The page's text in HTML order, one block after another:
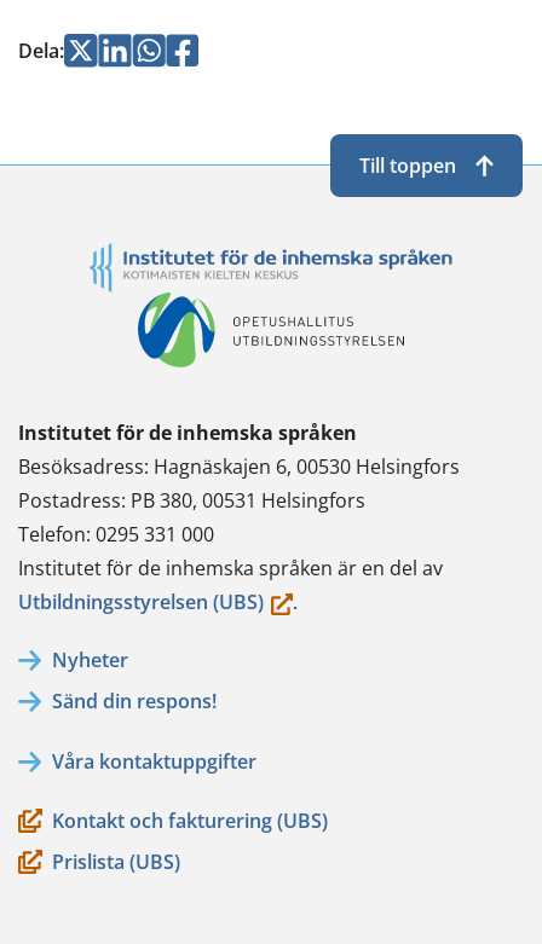
Dela:Jaa Jaa Jaa
Jaa
Institutet för de inhemska språken
Besöksadress: Hagnäskajen 6, 00530 Helsingfors
Postadress: PB 380, 00531 Helsingfors
Telefon: 0295 331 000
Institutet för de inhemska språken är en del av
Utbildningsstyrelsen (UBS)(du.
Nyheter
Sänd din respons!
Våra kontaktuppgifter
Kontakt och fakturering (UBS)
Prislista (UBS)
Till toppen